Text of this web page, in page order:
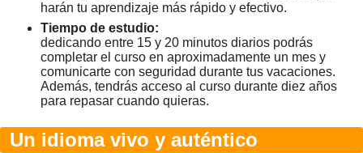
harán tu aprendizaje más rápido y efectivo.
Tiempo de estudio:
dedicando entre 15 y 20 minutos diarios podrás
completar el curso en aproximadamente un mes y
comunicarte con seguridad durante tus vacaciones.
Además, tendrás acceso al curso durante diez años
para repasar cuando quieras.
Un idioma vivo y auténtico